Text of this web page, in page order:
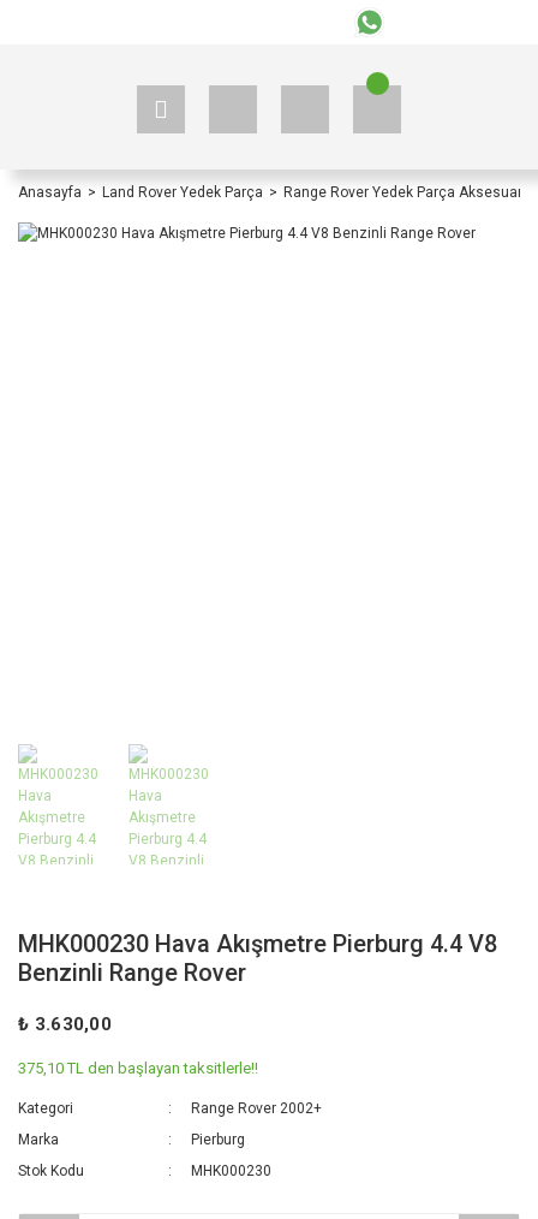
Anasayfa Land Rover Yedek Parça Range Rover Yedek Parça Aksesuar
MHK000230 Hava Akışmetre Pierburg 4.4 V8
Benzinli Range Rover
₺ 3.630,00
375,10 TL den başlayan taksitlerle!!
Kategori
Range Rover 2002+
Marka
Pierburg
Stok Kodu
MHK000230